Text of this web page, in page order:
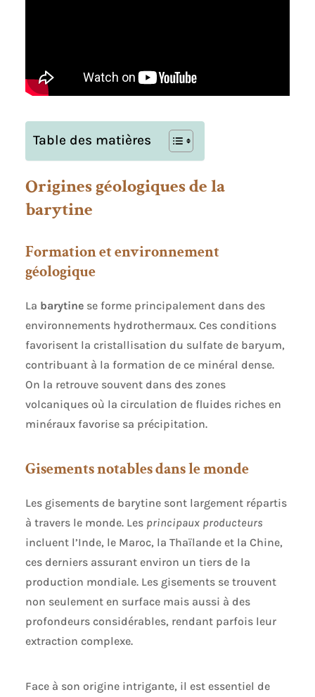
Table des matières
Origines géologiques de la
barytine
Formation et environnement
géologique
La barytinese forme principalement dans des
environnements hydrothermaux. Ces conditions
favorisent la cristallisation du sulfate de baryum,
contribuant à la formation de ce minéral dense.
On la retrouve souvent dans des zones
volcaniques où la circulation de fluides riches en
minéraux favorise sa précipitation.
Gisements notables dans le monde
Les gisements de barytine sont largement répartis
à travers le monde. Les principaux producteurs
incluent l’Inde, le Maroc, la Thaïlande et la Chine,
ces derniers assurant environ un tiers de la
production mondiale. Les gisements se trouvent
non seulement en surface mais aussi à des
profondeurs considérables, rendant parfois leur
extraction complexe.
Face à son origine intrigante, il est essentiel de